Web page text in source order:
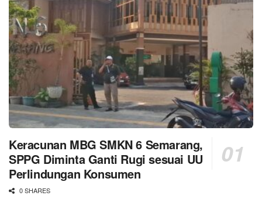
Keracunan MBG SMKN 6 Semarang,
SPPG Diminta Ganti Rugi sesuai UU
Perlindungan Konsumen
0 SHARES